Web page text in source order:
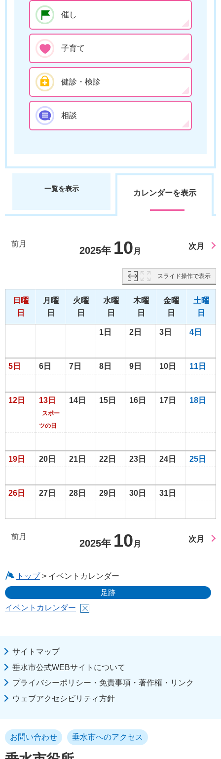
催し
子育て
健診・検診
相談
一覧を表示 カレンダーを表示
前月
2025年 10 月
次月
スライド操作で表示
日曜
日
月曜
日
火曜
日
水曜
日
木曜
日
金曜
日
土曜
日
1日 2日 3日 4日
5日 6日 7日 8日 9日 10日 11日
12日 13日
スポー
ツの日
14日 15日 16日 17日 18日
19日 20日 21日 22日 23日 24日 25日
26日 27日 28日 29日 30日 31日
前月
2025年 10 月
次月
トップ> イベントカレンダー
足跡
イベントカレンダー
サイトマップ
垂水市公式WEBサイトについて
プライバシーポリシー・免責事項・著作権・リンク
ウェブアクセシビリティ方針
お問い合わせ 垂水市へのアクセス